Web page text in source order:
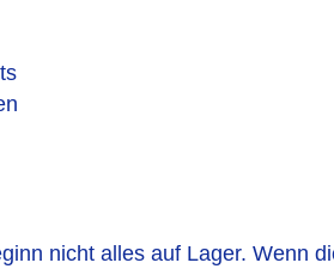
nicht alles auf Lager. Wenn